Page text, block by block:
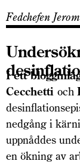
Fedchefen
I ett
Cecchetti och
nedgång i
uppnåddes
en ökning av